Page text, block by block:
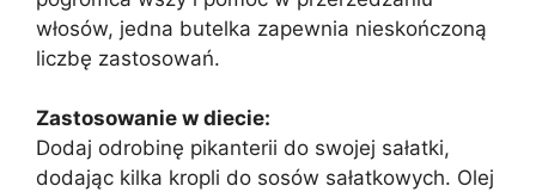
włosów, jedna butelka zapewnia nieskończoną
liczbę zastosowań.
Zastosowanie w diecie:
Dodaj odrobinę pikanterii do swojej sałatki,
dodając kilka kropli do sosów sałatkowych. Olej